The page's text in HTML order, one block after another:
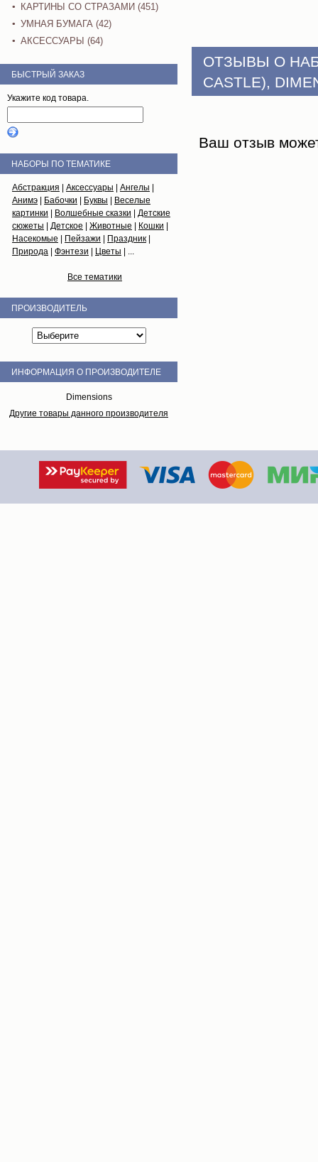
ОТЗЫВЫ О
CASTLE),
Ваш отзыв
КАРТИНЫ СО СТРАЗАМИ (451)
УМНАЯ БУМАГА (42)
АКСЕССУАРЫ (64)
БЫСТРЫЙ ЗАКАЗ
Укажите код товара.
НАБОРЫ ПО ТЕМАТИКЕ
Абстракция Аксессуары Ангелы
Анимэ
Бабочки Буквы
Веселые
картинки
Волшебные сказки
Детские
сюжеты
Детское Животные Кошки
Насекомые
Пейзажи Праздник
Природа
Фэнтези Цветы | ...
Все тематики
ПРОИЗВОДИТЕЛЬ
ИНФОРМАЦИЯ О ПРОИЗВОДИТЕЛЕ
Dimensions
Другие товары данного производителя